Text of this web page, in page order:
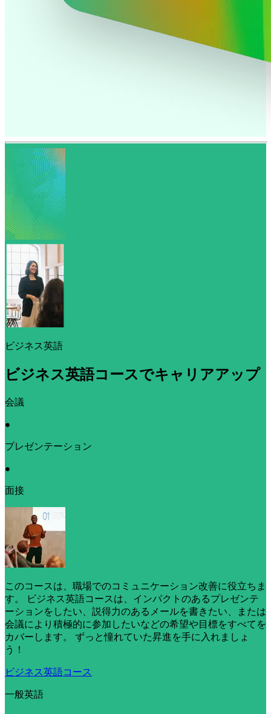
ビジネス英語
ビジネス英語コースでキャリアアップ
会議
•
プレゼンテーション
•
面接
このコースは、職場でのコミュニケーション改善に役立ちま
す。 ビジネス英語コースは、インパクトのあるプレゼンテ
ーションをしたい、説得力のあるメールを書きたい、または
会議により積極的に参加したいなどの希望や目標をすべてを
カバーします。 ずっと憧れていた昇進を手に入れましょ
う！
ビジネス英語コース
一般英語